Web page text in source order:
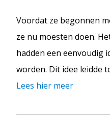
Voordat ze begonnen
ze nu moesten doen.
hadden een eenvoudig
worden. Dit idee leidde
Lees hier meer